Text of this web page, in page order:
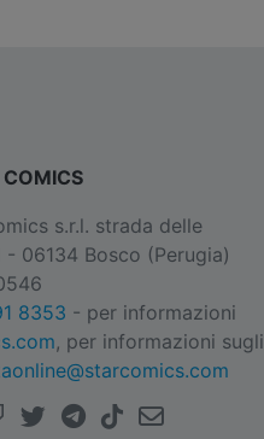
COMICS
s.r.l. strada delle
- 06134 Bosco (Perugia)
8353 - per informazioni
, per informazioni sugli